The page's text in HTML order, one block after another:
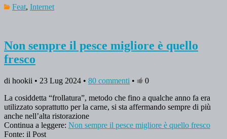
Feat, Internet
Non sempre il pesce migliore è quello
fresco
di hookii • 23 Lug 2024 • 80 commenti •
0
La cosiddetta “frollatura”, metodo che fino a qualche anno fa era
utilizzato soprattutto per la carne, si sta affermando sempre di più
anche nell’alta ristorazione
Continua a leggere: Non sempre il pesce migliore è quello fresco
Fonte: il Post